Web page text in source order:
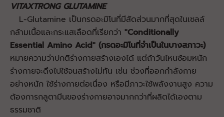
VITAXTRONG GLUTAMINE
L-Glutamine เป็นกรดอะมิโนที่มีสัดส่วนมากที่สุดในเซลล์
กล้ามเนื้อและกระแสเลือดที่เรียกว่า "Conditionally
Essential Amino Acid" (กรดอะมิโนที่จำเป็นในบางสภาวะ)
หมายความว่าปกติร่างกายสร้างเองได้ แต่ถ้าวันไหนซ้อมหนัก
ร่างกายจะดึงไปใช้จนสร้างไม่ทัน เช่น ช่วงที่ออกกำลังกาย
อย่างหนัก ใช้ร่างกายต่อเนื่อง หรือมีภาวะใช้พลังงานสูง ความ
ต้องการกลูตามีนของร่างกายอาจมากกว่าที่ผลิตได้เองตาม
ธรรมชาติ